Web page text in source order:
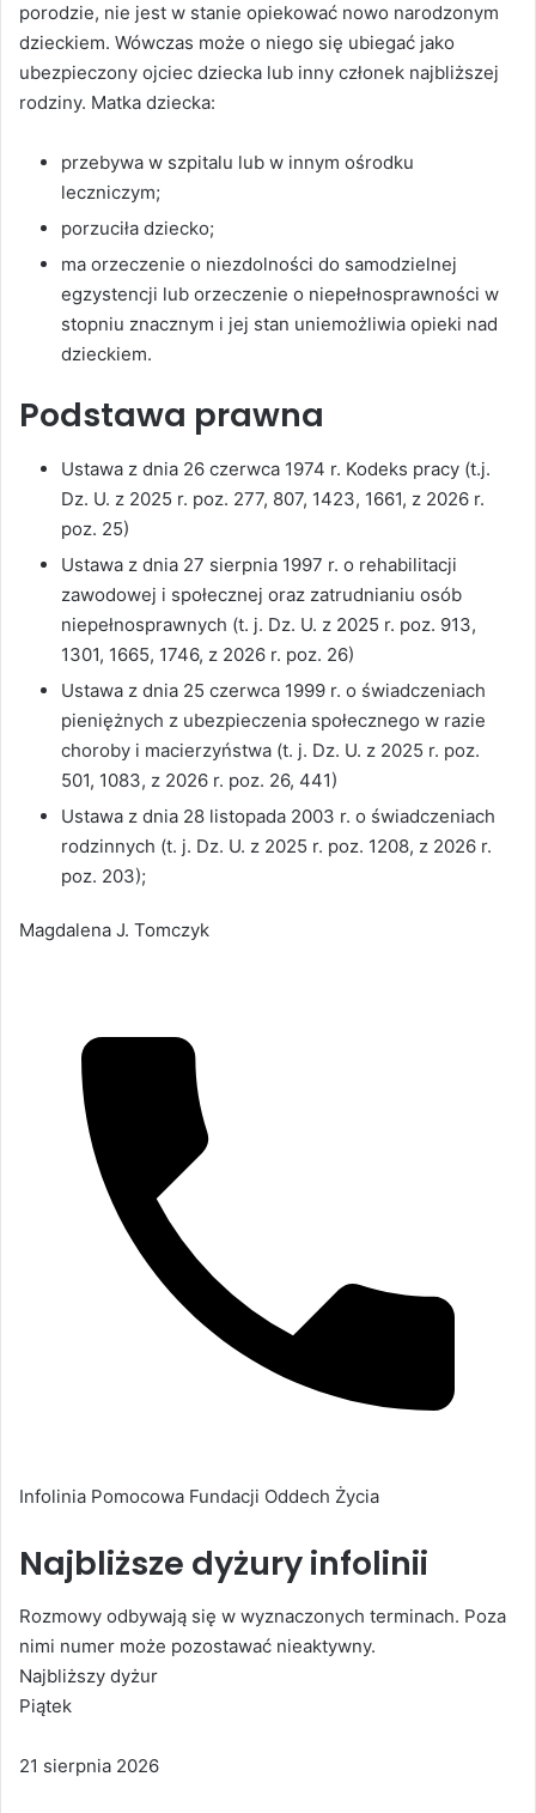
porodzie, nie jest w stanie opiekować nowo narodzonym
dzieckiem. Wówczas może o niego się ubiegać jako
ubezpieczony ojciec dziecka lub inny członek najbliższej
rodziny. Matka dziecka:
przebywa w szpitalu lub w innym ośrodku
leczniczym;
porzuciła dziecko;
ma orzeczenie o niezdolności do samodzielnej
egzystencji lub orzeczenie o niepełnosprawności w
stopniu znacznym i jej stan uniemożliwia opieki nad
dzieckiem.
Podstawa prawna
Ustawa z dnia 26 czerwca 1974 r. Kodeks pracy (t.j.
Dz. U. z 2025 r. poz. 277, 807, 1423, 1661, z 2026 r.
poz. 25)
Ustawa z dnia 27 sierpnia 1997 r. o rehabilitacji
zawodowej i społecznej oraz zatrudnianiu osób
niepełnosprawnych (t. j. Dz. U. z 2025 r. poz. 913,
1301, 1665, 1746, z 2026 r. poz. 26)
Ustawa z dnia 25 czerwca 1999 r. o świadczeniach
pieniężnych z ubezpieczenia społecznego w razie
choroby i macierzyństwa (t. j. Dz. U. z 2025 r. poz.
501, 1083, z 2026 r. poz. 26, 441)
Ustawa z dnia 28 listopada 2003 r. o świadczeniach
rodzinnych (t. j. Dz. U. z 2025 r. poz. 1208, z 2026 r.
poz. 203);
Magdalena J. Tomczyk
Infolinia Pomocowa Fundacji Oddech Życia
Najbliższe dyżury infolinii
Rozmowy odbywają się w wyznaczonych terminach. Poza
nimi numer może pozostawać nieaktywny.
Najbliższy dyżur
Piątek
21 sierpnia 2026